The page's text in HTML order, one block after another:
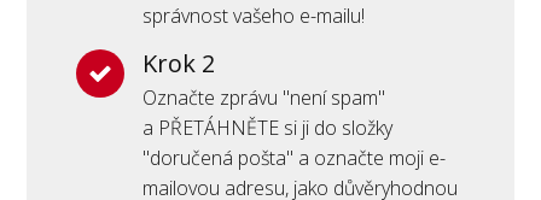
správnost vašeho e-mailu!
Krok 2
Označte zprávu "není spam"
a PŘETÁHNĚTE si ji do složky
"doručená pošta" a označte moji e-
mailovou adresu, jako důvěryhodnou